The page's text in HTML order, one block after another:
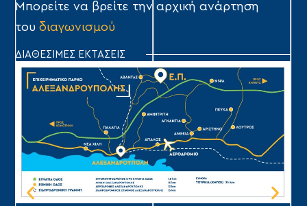
Μπορείτε να βρείτε την αρχική ανάρτηση
τουδιαγωνισμού
ΔΙΑΘΕΣΙΜΕΣ ΕΚΤΑΣΕΙΣ